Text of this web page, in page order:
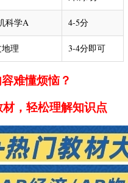
科学A 4-5分
理 3-4分即可
难懂烦恼？
，轻松理解知识点